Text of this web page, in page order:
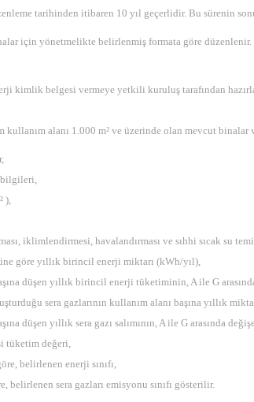
tarihinden itibaren 10 yıl geçerlidir. Bu sürenin
için yönetmelikte belirlenmiş formata göre düzenlenir.
kimlik belgesi vermeye yetkili kuruluş tarafından
alanı 1.000 m² ve üzerinde olan mevcut
bilgileri,
),
iklimlendirmesi, havalandırması ve sıhhi sıcak su
göre yıllık birincil enerji miktarı (kWh/yıl),
düşen yıllık birincil enerji tüketiminin, A ile G
sera gazlarının kullanım alanı başına yıllık
düşen yıllık sera gazı salımının, A ile G arasında
tüketim değeri,
belirlenen enerji sınıfı,
sera gazları emisyonu sınıfı gösterilir.